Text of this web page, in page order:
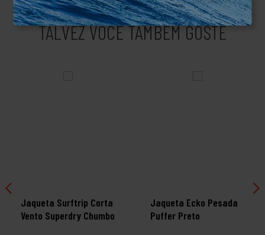
TALVEZ VOCÊ TAMBÉM GOSTE
Jaqueta Surftrip Corta
Vento Superdry Chumbo
Jaqueta Ecko Pesada
Puffer Preto